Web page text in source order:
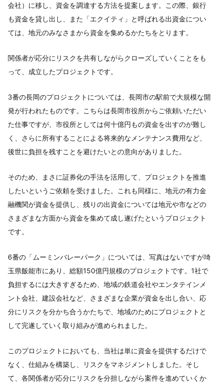
会社）に移し、資金を調達する方法を提案します。この際、銀行
も資金を貸し出し、また「エクイティ」と呼ばれる出資金につい
ては、地元のみなさまから資金を集めるかたちをとります。
関係者が応分にリスクを共有しながらクローズしていくことをも
って、成立したプロジェクトです。
3番の長岡のプロジェクトについては、長岡市の駅前で大規模な開
発が行われたものです。こちらは長岡市役所からご依頼いただい
た仕事ですが、市役所としては何十億円もの資金を出すのが難し
く、さらに所有することによる将来的なメンテナンス費用など、
後世に負担を残すことを避けたいとの意向がありました。
そのため、まさに証券化の手法を活用して、プロジェクトを推進
したいというご依頼を受けました。これも同様に、地元の有力金
融機関が資金を提供し、残りの出資金については地元や市などの
さまざまな方面から資金を集めて成し遂げたというプロジェクト
です。
6番の「ムーミンバレーパーク」については、写真はないですが埼
玉県飯能市にあり、総額150億円規模のプロジェクトです。1社で
負担するには大きすぎるため、地域の鉄道会社やエンタテインメ
ント会社、建設会社など、さまざまな企業が資金を出し合い、応
分にリスクを分かち合うかたちで、地域のためにプロジェクトと
して完遂していく取り組みが進められました。
このプロジェクトにおいても、当社は単に資金を提供するだけで
なく、仕組みを構築し、リスクをマネジメントしました。そし
て、各関係者が応分にリスクを分担しながら案件を進めていくか